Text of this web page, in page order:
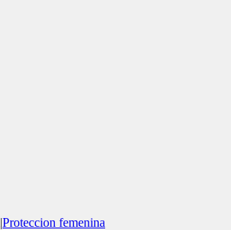
|Proteccion femenina